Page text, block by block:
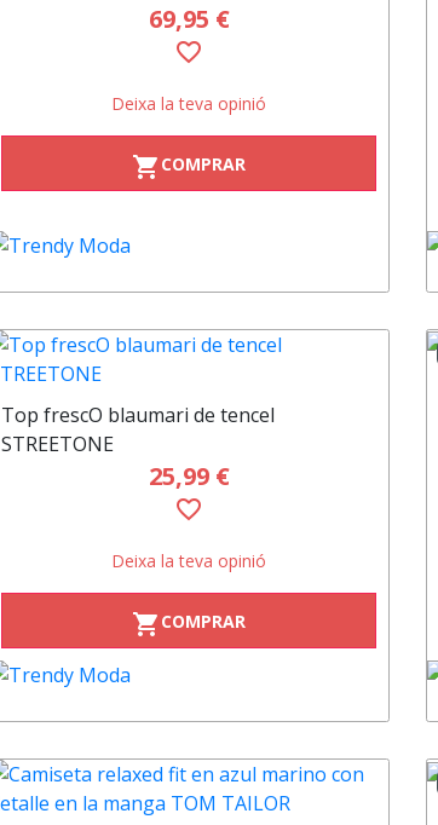
69,95 €
favorite_border
Deixa la teva opinió
shopping_cart COMPRAR
Top frescO blaumari de tencel
STREETONE
25,99 €
favorite_border
Deixa la teva opinió
shopping_cart COMPRAR